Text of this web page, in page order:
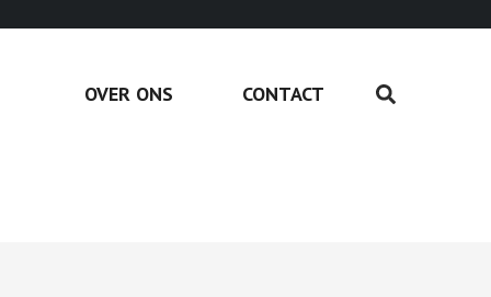
OVER ONS CONTACT